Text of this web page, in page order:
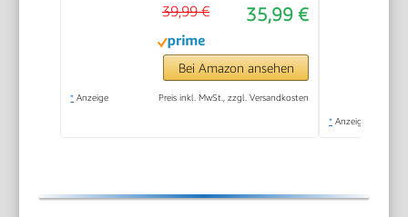
35,99 €
39,99 €
Bei Amazon ansehen
* Anzeige Preis inkl. MwSt., zzgl. Versandkosten
* Anzeige